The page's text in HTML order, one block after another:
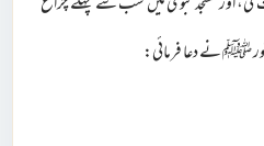
ﷺ نے دعا فرمائی: